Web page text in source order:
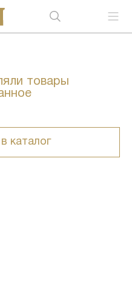
товары
каталог